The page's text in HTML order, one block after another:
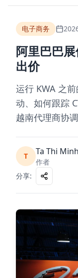
电子商务
阿里巴巴
出价
运行 KWA 之
动、如何跟踪
越南代理商协
T Ta Thi
作者
分享: